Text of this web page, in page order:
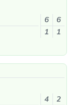
6
6
1
1
4
2